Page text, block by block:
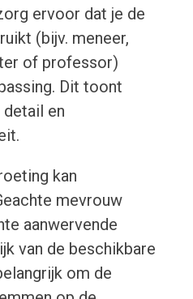
ervoor dat je de
(bijv. meneer,
of professor)
Dit toont
en
kan
mevrouw
aanwervende
van de beschikbare
om de